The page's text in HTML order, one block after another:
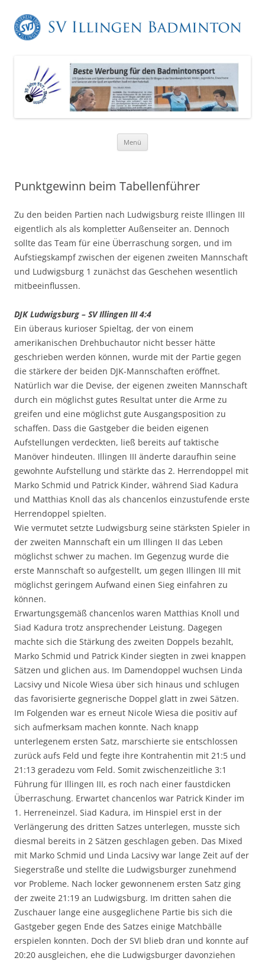
Menü
Punktgewinn beim Tabellenführer
Zu den beiden Partien nach Ludwigsburg reiste Illingen III
eigentlich als als kompletter Außenseiter an. Dennoch
sollte das Team für eine Überraschung sorgen, und im
Aufstiegskampf zwischen der eigenen zweiten Mannschaft
und Ludwigsburg 1 zunächst das Geschehen wesentlich
mitbeeinflussen.
DJK Ludwigsburg – SV Illingen III 4:4
Ein überaus kurioser Spieltag, der von einem
amerikanischen Drehbuchautor nicht besser hätte
geschrieben werden können, wurde mit der Partie gegen
die stärkere der beiden DJK-Mannschaften eröffnet.
Natürlich war die Devise, der eigenen zweiten Mannschaft
durch ein möglichst gutes Resultat unter die Arme zu
greifen und eine möglichst gute Ausgangsposition zu
schaffen. Dass die Gastgeber die beiden eigenen
Aufstellungen verdeckten, ließ bereits auf taktische
Manöver hindeuten. Illingen III änderte daraufhin seine
gewohnte Aufstellung und stärkte das 2. Herrendoppel mit
Marko Schmid und Patrick Kinder, während Siad Kadura
und Matthias Knoll das als chancenlos einzustufende erste
Herrendoppel spielten.
Wie vermutet setzte Ludwigsburg seine stärksten Spieler in
der zweiten Mannschaft ein um Illingen II das Leben
möglichst schwer zu machen. Im Gegenzug wurde die
erste Mannschaft so aufgestellt, um gegen Illingen III mit
möglichst geringem Aufwand einen Sieg einfahren zu
können.
Erwartungsgemäß chancenlos waren Matthias Knoll und
Siad Kadura trotz ansprechender Leistung. Dagegen
machte sich die Stärkung des zweiten Doppels bezahlt,
Marko Schmid und Patrick Kinder siegten in zwei knappen
Sätzen und glichen aus. Im Damendoppel wuchsen Linda
Lacsivy und Nicole Wiesa über sich hinaus und schlugen
das favorisierte gegnerische Doppel glatt in zwei Sätzen.
Im Folgenden war es erneut Nicole Wiesa die positiv auf
sich aufmerksam machen konnte. Nach knapp
unterlegenem ersten Satz, marschierte sie entschlossen
zurück aufs Feld und fegte ihre Kontrahentin mit 21:5 und
21:13 geradezu vom Feld. Somit zwischenzeitliche 3:1
Führung für Illingen III, es roch nach einer faustdicken
Überraschung. Erwartet chancenlos war Patrick Kinder im
1. Herreneinzel. Siad Kadura, im Hinspiel erst in der
Verlängerung des dritten Satzes unterlegen, musste sich
diesmal bereits in 2 Sätzen geschlagen geben. Das Mixed
mit Marko Schmid und Linda Lacsivy war lange Zeit auf der
Siegerstraße und stellte die Ludwigsburger zunehmend
vor Probleme. Nach locker gewonnenem ersten Satz ging
der zweite 21:19 an Ludwigsburg. Im dritten sahen die
Zuschauer lange eine ausgeglichene Partie bis sich die
Gastgeber gegen Ende des Satzes einige Matchbälle
erspielen konnten. Doch der SVI blieb dran und konnte auf
20:20 ausgleichen, ehe die Ludwigsburger davonziehen